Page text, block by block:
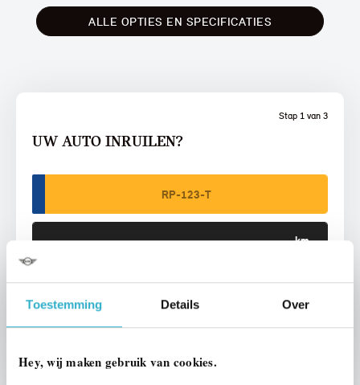
Toestemming Details Over
Hey, wij maken gebruik van cookies.
Stap 1 van 3
UW AUTO INRUILEN?
ALLE OPTIES EN SPECIFICATIES